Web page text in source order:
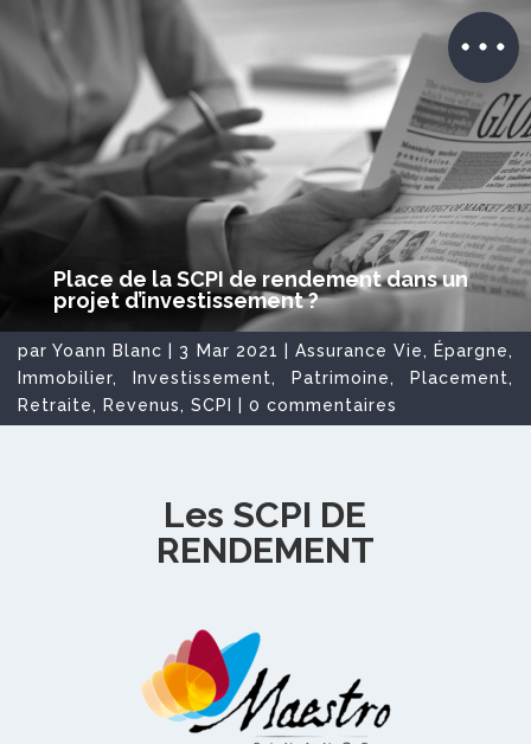
Place de la SCPI de rendement dans un
projet d’investissement ?
parYoann Blanc 3 Mar 2021 Assurance Vie, Épargne,
Immobilier, Investissement, Patrimoine, Placement,
Retraite, Revenus, SCPI 0 commentaires
Les SCPI DE
RENDEMENT